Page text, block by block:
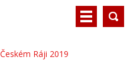
Ráji 2019